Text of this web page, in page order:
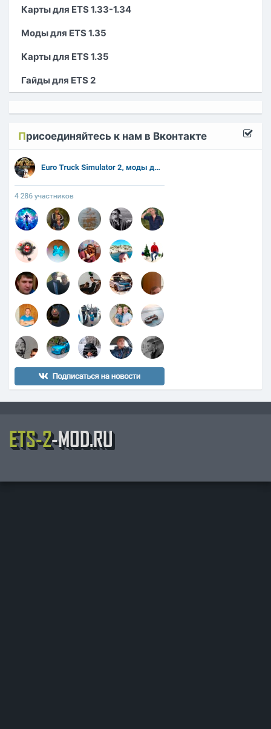
Карты для ETS 1.33-1.34
Моды для ETS 1.35
Карты для ETS 1.35
Гайды для ETS 2
Присоединяйтесь к нам в Вконтакте
ETS-2-MOD.RU